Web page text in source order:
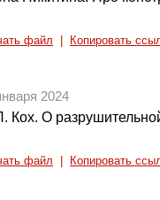
файл Копировать
2024
Кох. О
файл Копировать